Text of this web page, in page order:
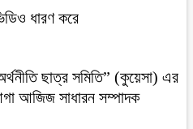
ধারণ করে
ছাত্র সমিতি” (কুয়েসা) এর
আজিজ সাধারন সম্পাদক